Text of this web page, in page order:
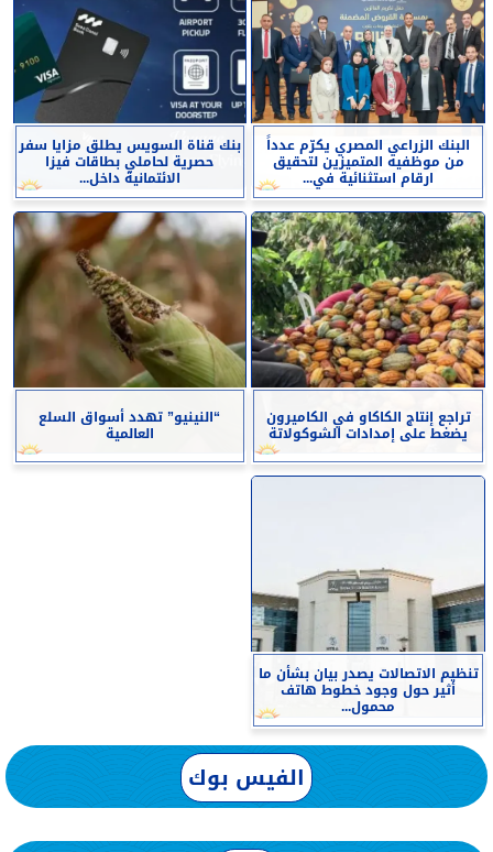
البنك الزراعي المصري يكرّم عدداً
من موظفيه المتميزين لتحقيق
ارقام استثنائية في...
بنك قناة السويس يطلق مزايا سفر
حصرية لحاملي بطاقات فيزا
الائتمانية داخل...
تراجع إنتاج الكاكاو في الكاميرون
يضغط على إمدادات الشوكولاتة
“النينيو” تهدد أسواق السلع
العالمية
تنظيم الاتصالات يصدر بيان بشأن ما
أثير حول وجود خطوط هاتف
محمول...
الفيس بوك